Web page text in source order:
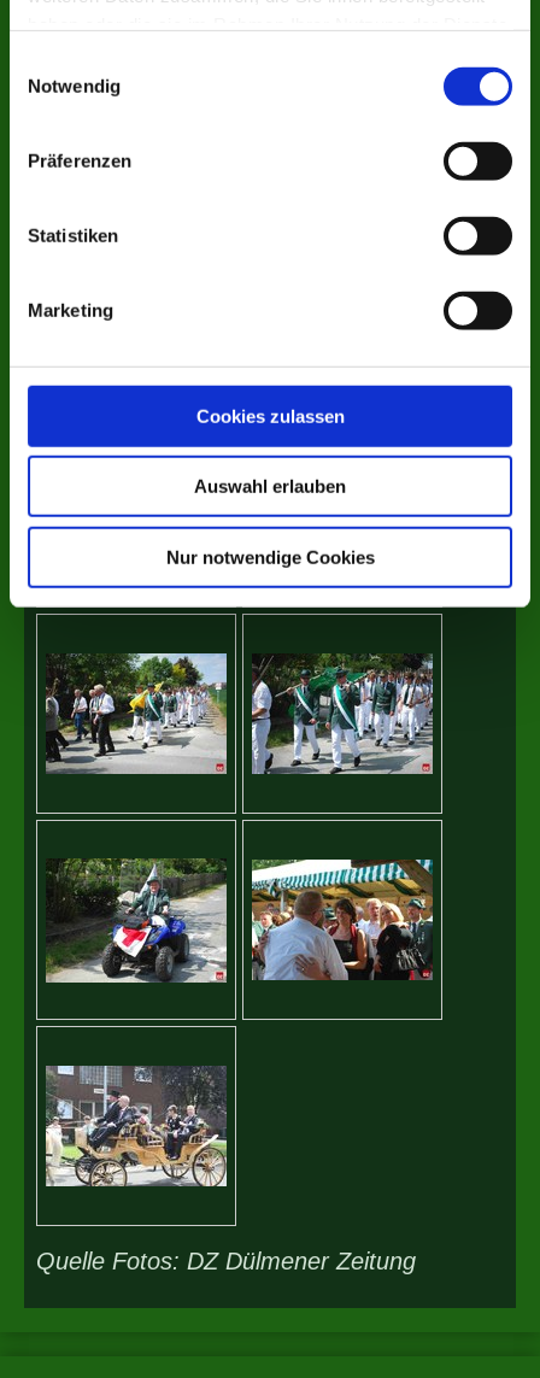
Notwendig
Präferenzen
Statistiken
Marketing
Cookies zulassen
Auswahl erlauben
Nur notwendige Cookies
Quelle Fotos: DZ Dülmener Zeitung